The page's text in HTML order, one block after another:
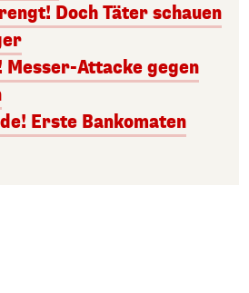
Doch Täter schauen
Messer-Attacke gegen
Erste Bankomaten